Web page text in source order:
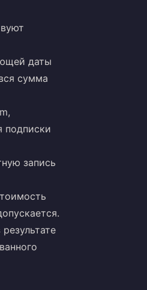
даты
сумма
подписки
запись